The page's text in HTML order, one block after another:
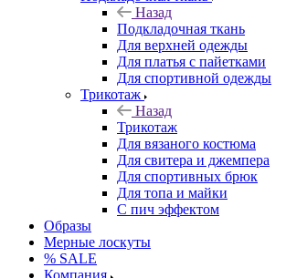
Назад
Подкладочная ткань
Для верхней одежды
Для платья с пайетками
Для спортивной одежды
Трикотаж
Назад
Трикотаж
Для вязаного костюма
Для свитера и джемпера
Для спортивных брюк
Для топа и майки
С пич эффектом
Образы
Мерные лоскуты
% SALE
Компания